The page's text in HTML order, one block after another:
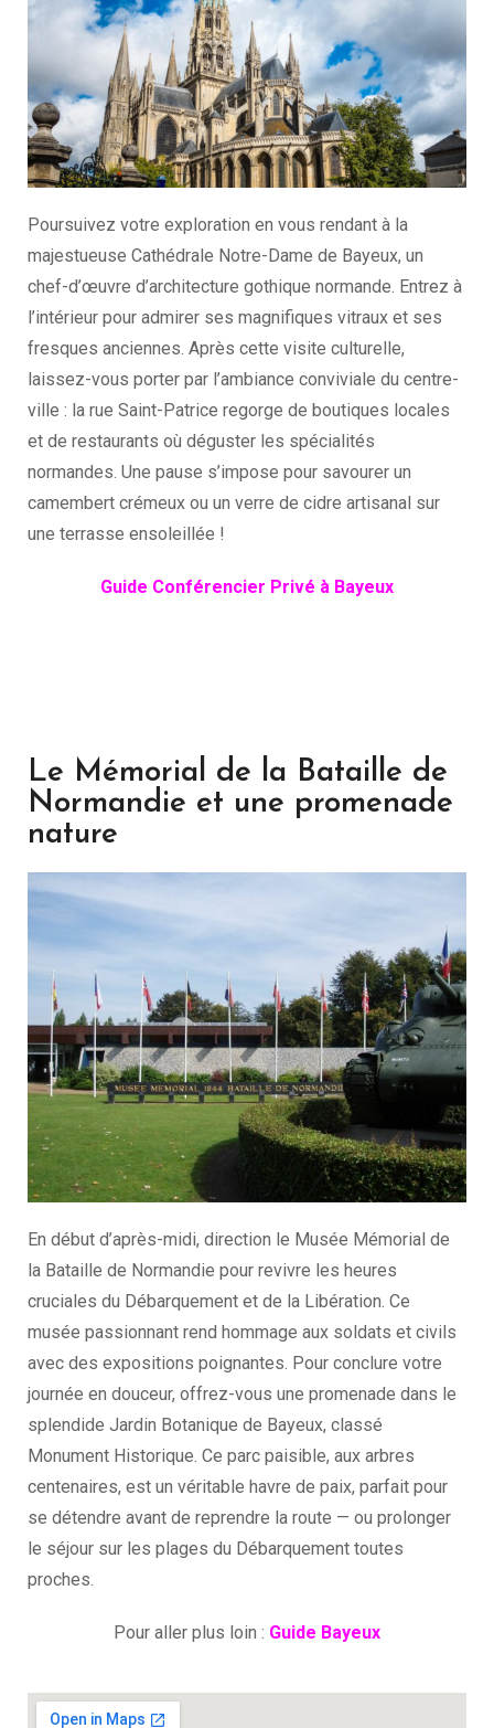
Poursuivez votre exploration en vous rendant à la
majestueuse Cathédrale Notre-Dame de Bayeux, un
chef-d’œuvre d’architecture gothique normande. Entrez à
l’intérieur pour admirer ses magnifiques vitraux et ses
fresques anciennes. Après cette visite culturelle,
laissez-vous porter par l’ambiance conviviale du centre-
ville : la rue Saint-Patrice regorge de boutiques locales
et de restaurants où déguster les spécialités
normandes. Une pause s’impose pour savourer un
camembert crémeux ou un verre de cidre artisanal sur
une terrasse ensoleillée !
Guide Conférencier Privé à Bayeux
Le Mémorial de la Bataille de
Normandie et une promenade
nature
En début d’après-midi, direction le Musée Mémorial de
la Bataille de Normandie pour revivre les heures
cruciales du Débarquement et de la Libération. Ce
musée passionnant rend hommage aux soldats et civils
avec des expositions poignantes. Pour conclure votre
journée en douceur, offrez-vous une promenade dans le
splendide Jardin Botanique de Bayeux, classé
Monument Historique. Ce parc paisible, aux arbres
centenaires, est un véritable havre de paix, parfait pour
se détendre avant de reprendre la route — ou prolonger
le séjour sur les plages du Débarquement toutes
proches.
Pour aller plus loin : Guide Bayeux